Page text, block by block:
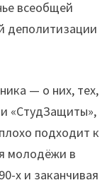
всеобщей
деполитизации
— о них, тех,
«СтудЗащиты»,
подходит к
молодёжи в
х и заканчивая